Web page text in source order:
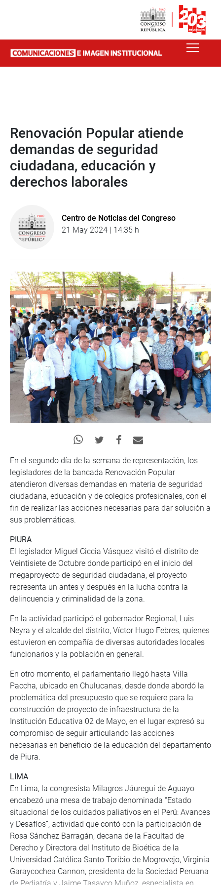
Renovación Popular atiende
demandas de seguridad
ciudadana, educación y
derechos laborales
Centro de Noticias del Congreso
21 May 2024 | 14:35 h
En el segundo día de la semana de representación, los
legisladores de la bancada Renovación Popular
atendieron diversas demandas en materia de seguridad
ciudadana, educación y de colegios profesionales, con el
fin de realizar las acciones necesarias para dar solución a
sus problemáticas.
PIURA
El legislador Miguel Ciccia Vásquez visitó el distrito de
Veintisiete de Octubre donde participó en el inicio del
megaproyecto de seguridad ciudadana, el proyecto
representa un antes y después en la lucha contra la
delincuencia y criminalidad de la zona.
En la actividad participó el gobernador Regional, Luis
Neyra y el alcalde del distrito, Víctor Hugo Febres, quienes
estuvieron en compañía de diversas autoridades locales
funcionarios y la población en general.
En otro momento, el parlamentario llegó hasta Villa
Paccha, ubicado en Chulucanas, desde donde abordó la
problemática del presupuesto que se requiere para la
construcción de proyecto de infraestructura de la
Institución Educativa 02 de Mayo, en el lugar expresó su
compromiso de seguir articulando las acciones
necesarias en beneficio de la educación del departamento
de Piura.
LIMA
En Lima, la congresista Milagros Jáuregui de Aguayo
encabezó una mesa de trabajo denominada “Estado
situacional de los cuidados paliativos en el Perú: Avances
y Desafíos”, actividad que contó con la participación de
Rosa Sánchez Barragán, decana de la Facultad de
Derecho y Directora del Instituto de Bioética de la
Universidad Católica Santo Toribio de Mogrovejo, Virginia
Garaycochea Cannon, presidenta de la Sociedad Peruana